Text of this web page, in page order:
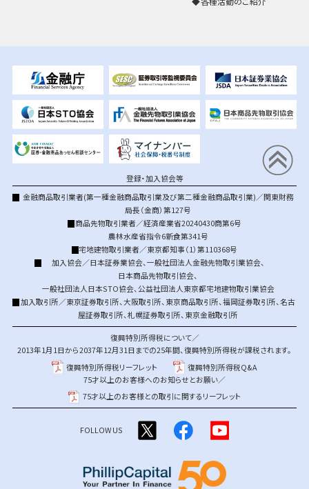
登録・加入協会等
金融商品取引業者(第一種金融商品取引業及び第二種金融商品取引業)／関東財務
局長（金商）第127号
商品先物取引業者／経済産業省20240430商第6号
農林水産省指令6新食第341号
宅地建物取引業者／東京都知事（1）第110368号
加入協会／日本証券業協会、一般社団法人金融先物取引業協会、
日本商品先物取引協会、
一般社団法人日本STO協会、公益社団法人東京都宅地建物取引業協会
加入取引所／東京証券取引所、大阪取引所、 東京商品取引所、福岡証券取引所、名古
屋証券取引所、札幌証券取引所、 東京金融取引所
復興特別所得税について／
2013年1月1日から2037年12月31日までの25年間、復興特別所得税が課税されます。
復興特別所得税リーフレット
復興特別所得税Q&A
75才以上のお客様へのお知らせとお願い／
75才以上のお客様との取引に関するリーフレット
FOLLOW US